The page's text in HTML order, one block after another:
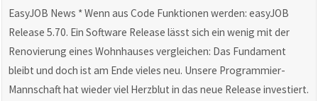
EasyJOB News * Wenn aus Code Funktionen werden: easyJOB
Release 5.70. Ein Software Release lässt sich ein wenig mit der
Renovierung eines Wohnhauses vergleichen: Das Fundament
bleibt und doch ist am Ende vieles neu. Unsere Programmier-
Mannschaft hat wieder viel Herzblut in das neue Release investiert.